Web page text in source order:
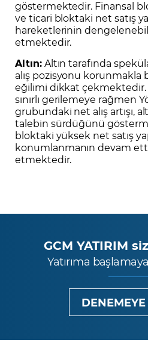
göstermektedir. Finansal
ve ticari bloktaki net satış
hareketlerinin
etmektedir.
Altın:Altın tarafında
alış pozisyonu
eğilimi dikkat çekmektedir.
sınırlı gerilemeye rağmen
grubundaki net alış artışı,
talebin sürdüğünü
bloktaki yüksek net satış
konumlanmanın devam
etmektedir.
GCM YATIRIM
Yatırıma başlamaya